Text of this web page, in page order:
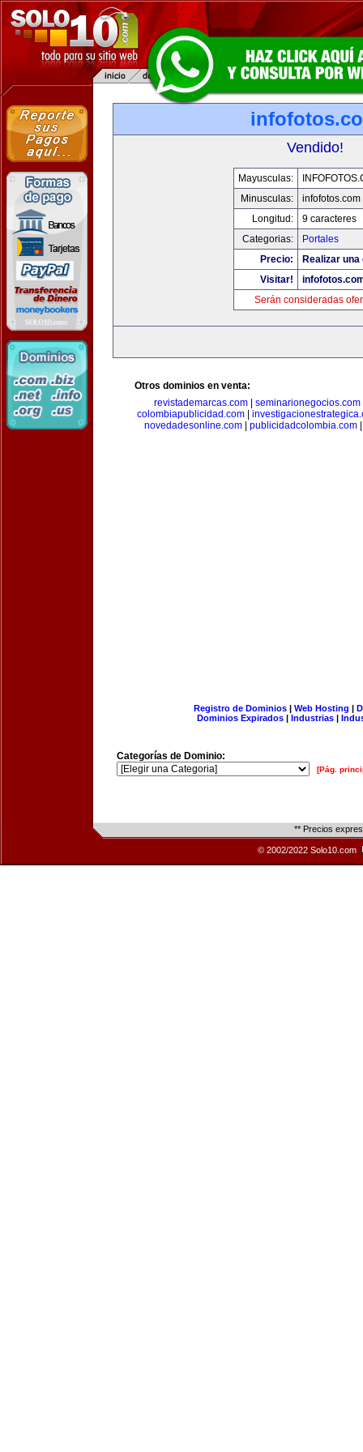
Vendido!
Mayusculas:
Minusculas:
infofotos.com
Longitud:
9 caracteres
Categorias:
Portales
Precio:
Realizar
Visitar!
Serán consideradas
Otros dominios en venta:
revistademarcas.com
seminarionegocios.com
colombiapublicidad.com
novedadesonline.com
publicidadcolombia.com
Registro de Dominios| Web Hosting |
Dominios Expirados | Industrias |
Categorías de Dominio:
[Pág.
** Precios
© 2002/2022 Solo10.com